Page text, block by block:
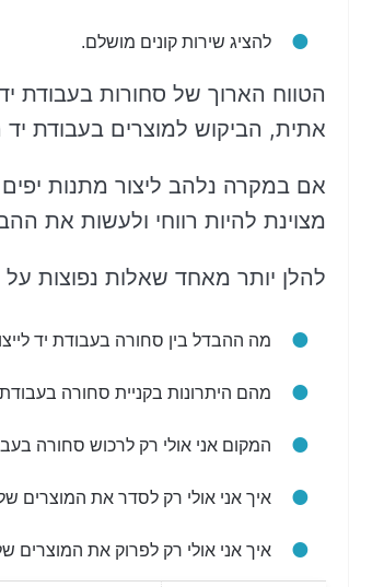
להציג שירות קונים מושלם.
הטווח הארוך של סחורות בעבודת
אתית, הביקוש למוצרים בעבודת יד
אם במקרה נלהב ליצור מתנות יפים
מצוינת להיות רווחי ולעשות את
להלן יותר מאחד שאלות נפוצות על
מה ההבדל בין סחורה בעבודת יד
מהם היתרונות בקניית סחורה
המקום אני אולי רק לרכוש סחורה
איך אני אולי רק לסדר את המוצרים
איך אני אולי רק לפרוק את המוצרים